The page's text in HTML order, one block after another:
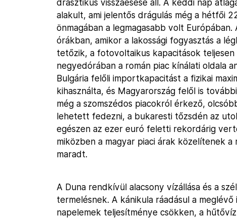
drasztikus visszaesése áll. A keddi nap
alakult, ami jelentős drágulás még a hétfői
önmagában a legmagasabb volt
órákban, amikor a lakossági fogyasztás a
tetőzik, a fotovoltaikus kapacitások
negyedórában a román piac kínálati oldala
Bulgária felőli importkapacitást a fizikai
kihasználta, és Magyarország felől is
még a szomszédos piacokról érkező,
lehetett fedezni, a bukaresti tőzsdén az
egészen az ezer euró feletti rekordárig
miközben a magyar piaci árak közelítenek
maradt.
A Duna rendkívül alacsony vízállása és a
termelésnek. A kánikula ráadásul a
napelemek teljesítménye csökken, a